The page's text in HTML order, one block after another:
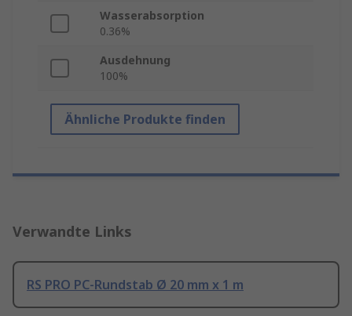
Wasserabsorption
0.36%
Ausdehnung
100%
Ähnliche Produkte finden
Verwandte Links
RS PRO PC-Rundstab Ø 20 mm x 1 m